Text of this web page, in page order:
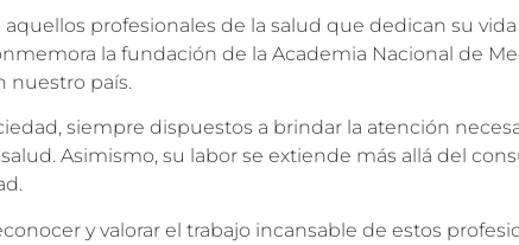
profesionales de la salud que dedican su
la fundación de la Academia Nacional de
nuestro país.
siempre dispuestos a brindar la atención
Asimismo, su labor se extiende más allá del
y valorar el trabajo incansable de estos